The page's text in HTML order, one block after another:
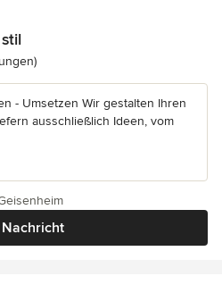
5 von 5 Sternen
- Umsetzen Wir gestalten Ihren
ausschließlich Ideen, vom
Nachricht